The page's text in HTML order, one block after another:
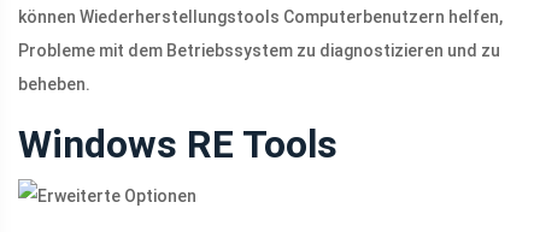
können Wiederherstellungstools Computerbenutzern helfen,
Probleme mit dem Betriebssystem zu diagnostizieren und zu
beheben.
Windows RE Tools